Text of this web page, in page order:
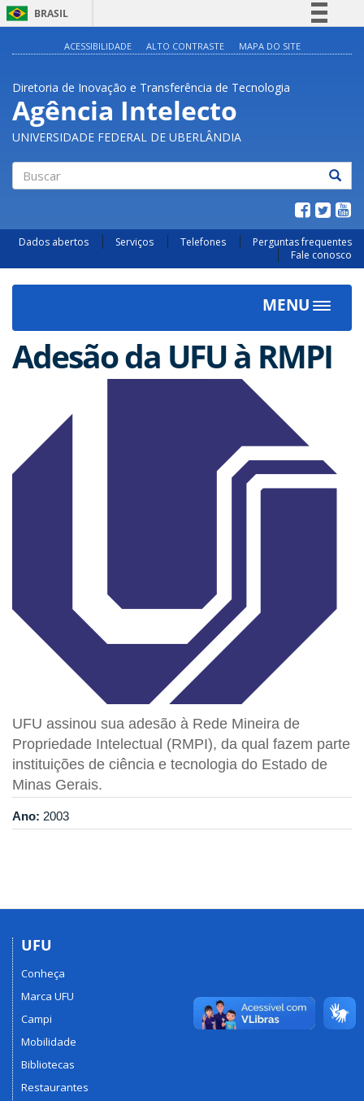
BRASIL
Participe
Acesso à informação
Legislação
Canais
ACESSIBILIDADE ALTO CONTRASTE MAPA DO SITE
Diretoria de Inovação e Transferência de Tecnologia
Agência Intelecto
UNIVERSIDADE FEDERAL DE UBERLÂNDIA
Dados abertos Serviços Telefones
Perguntas frequentes
Fale conosco
MENU
Toggle
Adesão da UFU à RMPI
UFU assinou sua adesão à Rede Mineira de
Propriedade Intelectual (RMPI), da qual fazem parte
instituições de ciência e tecnologia do Estado de
Minas Gerais.
Ano: 2003
UFU
Conheça
Marca UFU
Campi
Mobilidade
Bibliotecas
Restaurantes